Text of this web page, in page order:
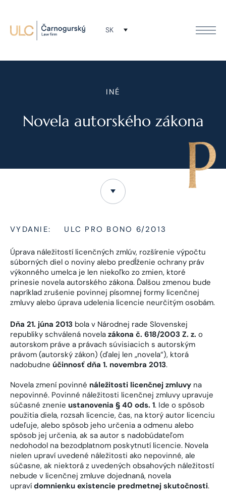
SK
INÉ
Novela autorského zákona
VYDANIE: ULC PRO BONO 6/2013
Úprava náležitostí licenčných zmlúv, rozšírenie výpočtu
súborných diel o noviny alebo predĺženie ochrany práv
výkonného umelca je len niekoľko zo zmien, ktoré
prinesie novela autorského zákona. Ďalšou zmenou bude
napríklad zrušenie povinnej písomnej formy licenčnej
zmluvy alebo úprava udelenia licencie neurčitým osobám.
Dňa 21. júna 2013 bola v Národnej rade Slovenskej
republiky schválená novela zákona č. 618/2003 Z. z. o
autorskom práve a právach súvisiacich s autorským
právom (autorský zákon) (ďalej len „novela“), ktorá
nadobudne účinnosť dňa 1. novembra 2013.
Novela zmení povinné náležitosti licenčnej zmluvy na
nepovinné. Povinné náležitosti licenčnej zmluvy upravuje
súčasné znenie ustanovenia § 40 ods. 1. Ide o spôsob
použitia diela, rozsah licencie, čas, na ktorý autor licenciu
udeľuje, alebo spôsob jeho určenia a odmenu alebo
spôsob jej určenia, ak sa autor s nadobúdateľom
nedohodol na bezodplatnom poskytnutí licencie. Novela
nielen upraví uvedené náležitosti ako nepovinné, ale
súčasne, ak niektorá z uvedených obsahových náležitostí
nebude v licenčnej zmluve dojednaná, novela
upravídomnienku existencie predmetnej skutočnosti.